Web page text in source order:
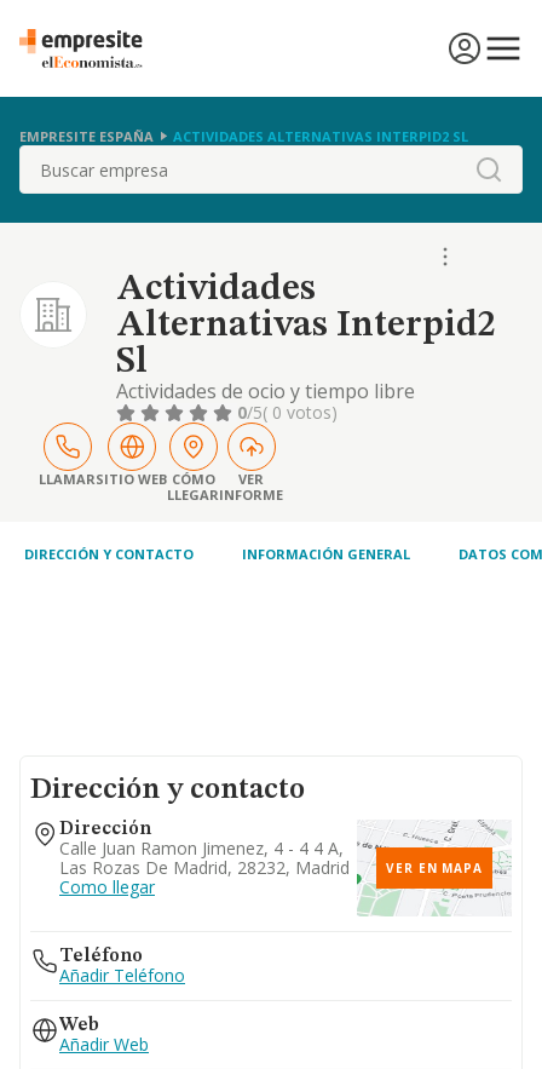
EMPRESITE ESPAÑA ACTIVIDADES ALTERNATIVAS INTERPID2 SL
Buscar
Actividades
Alternativas Interpid2
Sl
Actividades de ocio y tiempo libre
0/5( 0 votos)
LLAMARSITIO WEB CÓMO
LLEGAR
VER
INFORME
DIRECCIÓN Y CONTACTO INFORMACIÓN GENERAL DATOS
Dirección y contacto
Dirección
Calle Juan Ramon Jimenez, 4 - 4 4 A,
Las Rozas De Madrid, 28232, Madrid
Como llegar
VER EN MAPA
Teléfono
Añadir Teléfono
Web
Añadir Web